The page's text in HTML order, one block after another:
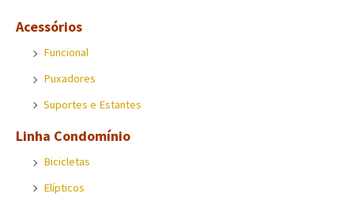
h
Acessórios
Funcional
Puxadores
Suportes e Estantes
Linha Condomínio
Bicicletas
Elípticos